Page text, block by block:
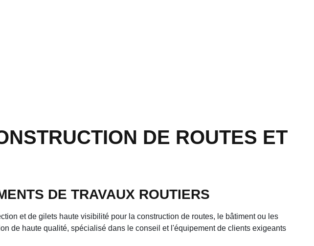
DE ROUTES ET
DE TRAVAUX ROUTIERS
et de gilets haute visibilité pour la construction de routes, le bâtiment ou les
de haute qualité, spécialisé dans le conseil et l'équipement de clients exigeants